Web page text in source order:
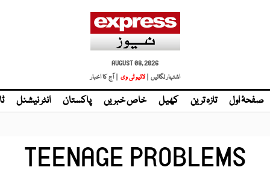
AUGUST 08, 2026
اشتہار لگائیں | لائیو ٹی وی | آج کا اخبار
صفحۂ اول تازہ ترین کھیل خاص خبریں پاکستان انٹر نیشنل
TEENAGE PROBLEMS